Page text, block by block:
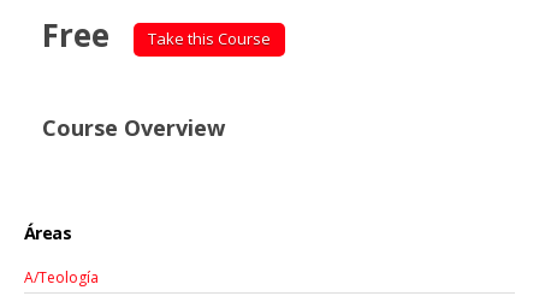
Free Take this Course
Course Overview
Áreas
A/Teología